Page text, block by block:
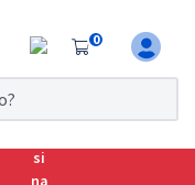
0